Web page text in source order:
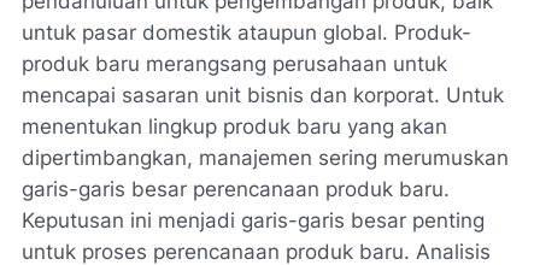
untuk pasar domestik ataupun global. Produk-
produk baru merangsang perusahaan untuk
mencapai sasaran unit bisnis dan korporat. Untuk
menentukan lingkup produk baru yang akan
dipertimbangkan, manajemen sering merumuskan
garis-garis besar perencanaan produk baru.
Keputusan ini menjadi garis-garis besar penting
untuk proses perencanaan produk baru. Analisis